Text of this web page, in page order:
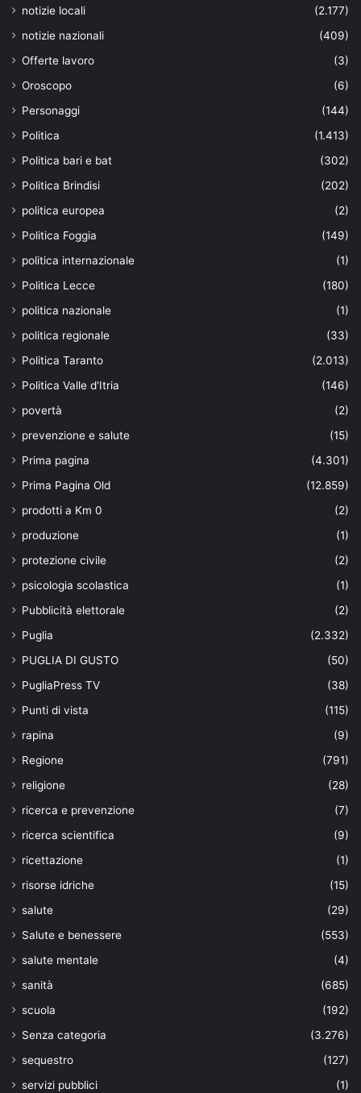
notizie locali
(2.177)
notizie nazionali
(409)
Offerte lavoro
(3)
Oroscopo
(6)
Personaggi
(144)
Politica
(1.413)
Politica bari e bat
(302)
Politica Brindisi
(202)
politica europea
(2)
Politica Foggia
(149)
politica internazionale
(1)
Politica Lecce
(180)
politica nazionale
(1)
politica regionale
(33)
Politica Taranto
(2.013)
Politica Valle d'Itria
(146)
povertà
(2)
prevenzione e salute
(15)
Prima pagina
(4.301)
Prima Pagina Old
(12.859)
prodotti a Km 0
(2)
produzione
(1)
protezione civile
(2)
psicologia scolastica
(1)
Pubblicità elettorale
(2)
Puglia
(2.332)
PUGLIA DI GUSTO
(50)
PugliaPress TV
(38)
Punti di vista
(115)
rapina
(9)
Regione
(791)
religione
(28)
ricerca e prevenzione
(7)
ricerca scientifica
(9)
ricettazione
(1)
risorse idriche
(15)
salute
(29)
Salute e benessere
(553)
salute mentale
(4)
sanità
(685)
scuola
(192)
Senza categoria
(3.276)
sequestro
(127)
servizi pubblici
(1)